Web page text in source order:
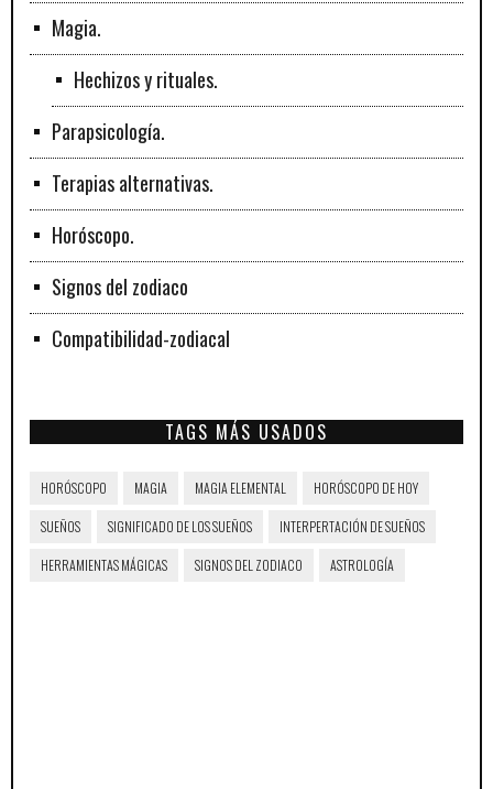
Magia.
Hechizos y rituales.
Parapsicología.
Terapias alternativas.
Horóscopo.
Signos del zodiaco
Compatibilidad-zodiacal
TAGS MÁS USADOS
HORÓSCOPO MAGIA MAGIA ELEMENTAL HORÓSCOPO DE HOY
SUEÑOS SIGNIFICADO DE LOS SUEÑOS INTERPERTACIÓN DE SUEÑOS
HERRAMIENTAS MÁGICAS SIGNOS DEL ZODIACO ASTROLOGÍA